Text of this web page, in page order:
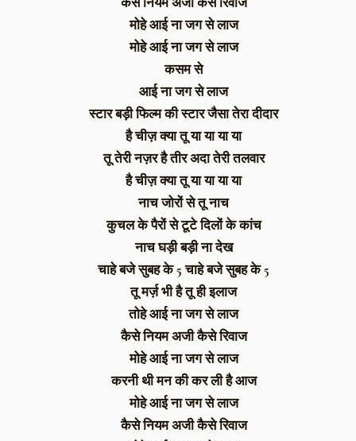
मोहे आई ना जग से लाज
मोहे आई ना जग से लाज
कसम से
आई ना जग से लाज
स्टार बड़ी फिल्म की स्टार जैसा तेरा दीदार
है चीज़ क्या तू या या या या
तू तेरी नज़र है तीर अदा तेरी तलवार
है चीज़ क्या तू या या या या
नाच जोरों से तू नाच
कुचल के पैरों से टूटे दिलों के कांच
नाच घड़ी बड़ी ना देख
चाहे बजे सुबह के 5चाहे बजे सुबह के 5
तू मर्ज़ भी है तू ही इलाज
तोहे आई ना जग से लाज
कैसे नियम अजी कैसे रिवाज
मोहे आई ना जग से लाज
करनी थी मन की कर ली है आज
मोहे आई ना जग से लाज
कैसे नियम अजी कैसे रिवाज